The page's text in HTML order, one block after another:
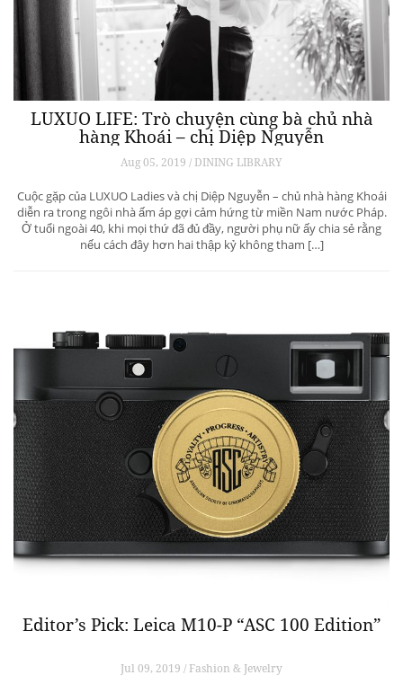
LUXUO LIFE: Trò chuyện cùng bà chủ nhà
hàng Khoái – chị Diệp Nguyễn
Aug 05, 2019 / DINING LIBRARY
Cuộc gặp của LUXUO Ladies và chị Diệp Nguyễn – chủ nhà hàng Khoái
diễn ra trong ngôi nhà ấm áp gợi cảm hứng từ miền Nam nước Pháp.
Ở tuổi ngoài 40, khi mọi thứ đã đủ đầy, người phụ nữ ấy chia sẻ rằng
nếu cách đây hơn hai thập kỷ không tham […]
Editor’s Pick: Leica M10-P “ASC 100 Edition”
Jul 09, 2019 / Fashion & Jewelry